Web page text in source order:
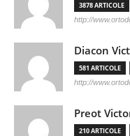
3878 ARTICOLE
http://
Diacon
581 ARTICOLE
http://
Preot
210 ARTICOLE